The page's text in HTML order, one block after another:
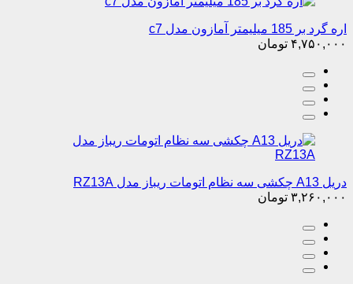
اره گرد بر 185 میلیمتر آمازون مدل c7
۴,۷۵۰,۰۰۰ تومان
دریل A13 چکشی سه نظام اتومات ریباز مدل RZ13A
۳,۲۶۰,۰۰۰ تومان